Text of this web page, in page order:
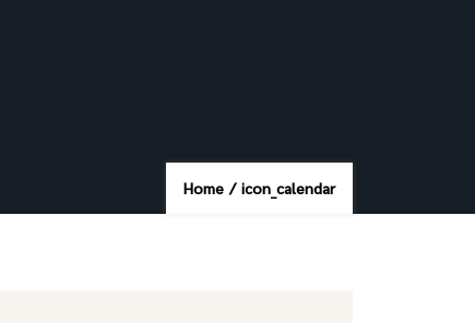
Home / icon_calendar